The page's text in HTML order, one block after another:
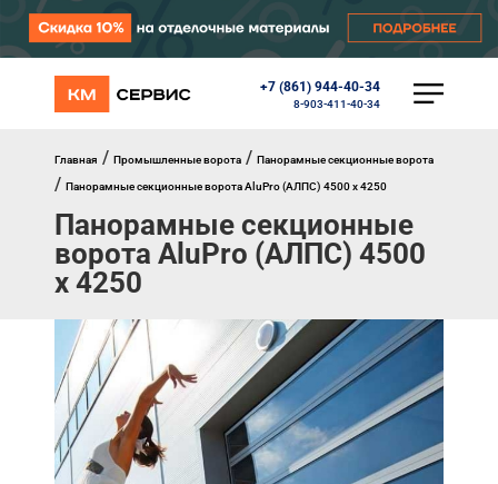
+7 (861) 944-40-34
8-903-411-40-34
КАТАЛОГ
Автоматика
Перегрузочное оборудование
Уличные калитки
Шлагбаумы
Противопожарные ворота
Противопожарные шторы
Внешняя солнцезащита
Комплектующие
Маркизы
Окна, порталы, двери
МЕНЮ
Главная / Промышленные ворота / Панорамные секционные ворота
/ Панорамные секционные ворота AluPro (АЛПC) 4500 х 4250
Панорамные секционные
ворота AluPro (АЛПC) 4500
х 4250